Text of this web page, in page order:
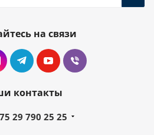
на связи
контакты
29 790 25 25